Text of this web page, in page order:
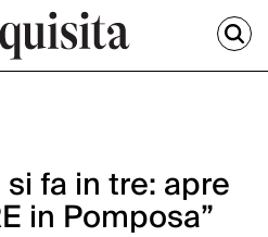
fa in tre: apre
in Pomposa”